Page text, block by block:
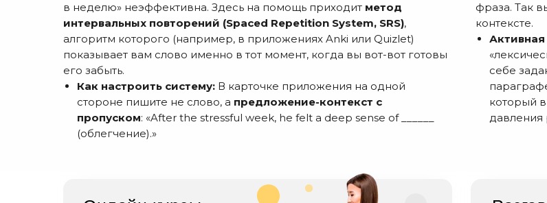
в неделю» неэффективна. Здесь на помощь приходит метод
интервальных повторений (Spaced Repetition System, SRS),
алгоритм которого (например, в приложениях Anki или Quizlet)
показывает вам слово именно в тот момент, когда вы вот-вот готовы
его забыть.
Как настроить систему: В карточке приложения на одной
стороне пишите не слово, а предложение-контекст с
пропуском: «After the stressful week, he felt a deep sense of ______
(облегчение).»
фраза. Так
контексте.
себе
который
давления